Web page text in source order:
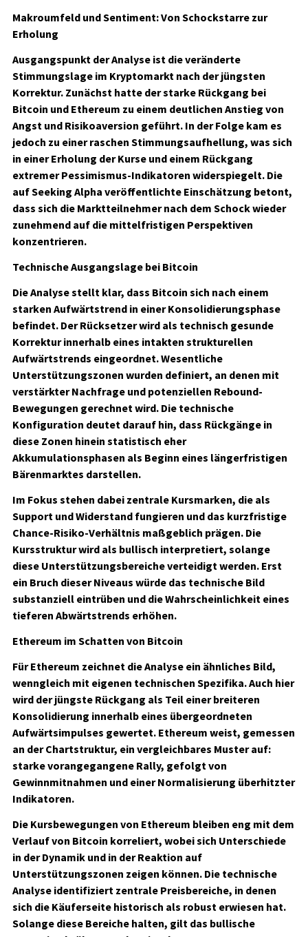
Makroumfeld und Sentiment: Von Schockstarre zur
Erholung
Ausgangspunkt der Analyse ist die veränderte
Stimmungslage im Kryptomarkt nach der jüngsten
Korrektur. Zunächst hatte der starke Rückgang bei
Bitcoin und Ethereum zu einem deutlichen Anstieg von
Angst und Risikoaversion geführt. In der Folge kam es
jedoch zu einer raschen Stimmungsaufhellung, was sich
in einer Erholung der Kurse und einem Rückgang
extremer Pessimismus-Indikatoren widerspiegelt. Die
auf Seeking Alpha veröffentlichte Einschätzung betont,
dass sich die Marktteilnehmer nach dem Schock wieder
zunehmend auf die mittelfristigen Perspektiven
konzentrieren.
Technische Ausgangslage bei Bitcoin
Die Analyse stellt klar, dass Bitcoin sich nach einem
starken Aufwärtstrend in einer Konsolidierungsphase
befindet. Der Rücksetzer wird als technisch gesunde
Korrektur innerhalb eines intakten strukturellen
Aufwärtstrends eingeordnet. Wesentliche
Unterstützungszonen wurden definiert, an denen mit
verstärkter Nachfrage und potenziellen Rebound-
Bewegungen gerechnet wird. Die technische
Konfiguration deutet darauf hin, dass Rückgänge in
diese Zonen hinein statistisch eher
Akkumulationsphasen als Beginn eines längerfristigen
Bärenmarktes darstellen.
Im Fokus stehen dabei zentrale Kursmarken, die als
Support und Widerstand fungieren und das kurzfristige
Chance-Risiko-Verhältnis maßgeblich prägen. Die
Kursstruktur wird als bullisch interpretiert, solange
diese Unterstützungsbereiche verteidigt werden. Erst
ein Bruch dieser Niveaus würde das technische Bild
substanziell eintrüben und die Wahrscheinlichkeit eines
tieferen Abwärtstrends erhöhen.
Ethereum im Schatten von Bitcoin
Für Ethereum zeichnet die Analyse ein ähnliches Bild,
wenngleich mit eigenen technischen Spezifika. Auch hier
wird der jüngste Rückgang als Teil einer breiteren
Konsolidierung innerhalb eines übergeordneten
Aufwärtsimpulses gewertet. Ethereum weist, gemessen
an der Chartstruktur, ein vergleichbares Muster auf:
starke vorangegangene Rally, gefolgt von
Gewinnmitnahmen und einer Normalisierung überhitzter
Indikatoren.
Die Kursbewegungen von Ethereum bleiben eng mit dem
Verlauf von Bitcoin korreliert, wobei sich Unterschiede
in der Dynamik und in der Reaktion auf
Unterstützungszonen zeigen können. Die technische
Analyse identifiziert zentrale Preisbereiche, in denen
sich die Käuferseite historisch als robust erwiesen hat.
Solange diese Bereiche halten, gilt das bullische